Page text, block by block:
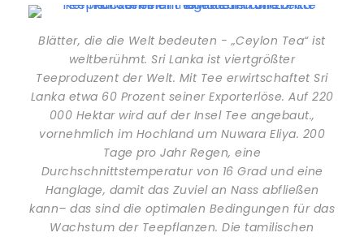
Blätter, die die Welt bedeuten - „Ceylon Tea“ ist
weltberühmt. Sri Lanka ist viertgrößter
Teeproduzent der Welt. Mit Tee erwirtschaftet Sri
Lanka etwa 60 Prozent seiner Exporterlöse. Auf 220
000 Hektar wird auf der Insel Tee angebaut.,
vornehmlich im Hochland um Nuwara Eliya. 200
Tage pro Jahr Regen, eine
Durchschnittstemperatur von 16 Grad und eine
Hanglage, damit das Zuviel an Nass abfließen
kann– das sind die optimalen Bedingungen für das
Wachstum der Teepflanzen. Die tamilischen